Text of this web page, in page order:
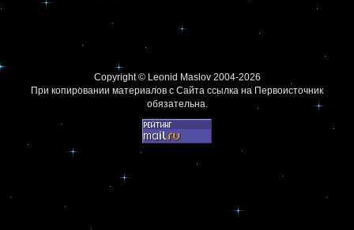
Copyright © Leonid Maslov2004-2026
При копировании материалов с Сайта ссылка на Первоисточник
обязательна.